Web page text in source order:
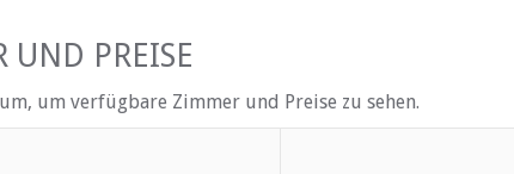
zu denen einige der wildesten Wildreservate und
Korallenriffe befinden sich ebenfalls in der Nähe des
Telefon (Durchwahl)
Fernsehen (mit Satellit)
UND PREISE
um verfügbare Zimmer und Preise zu sehen.